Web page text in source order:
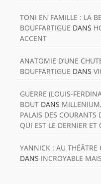
TONI EN FAMILLE : LA
BOUFFARTIGUE DANS
ACCENT
ANATOMIE D’UNE
BOUFFARTIGUE DANS
GUERRE (LOUIS-
BOUT DANS
PALAIS DES COURANTS
QUI EST LE DERNIER ET
YANNICK : AU THÉÂTRE
DANS INCROYABLE